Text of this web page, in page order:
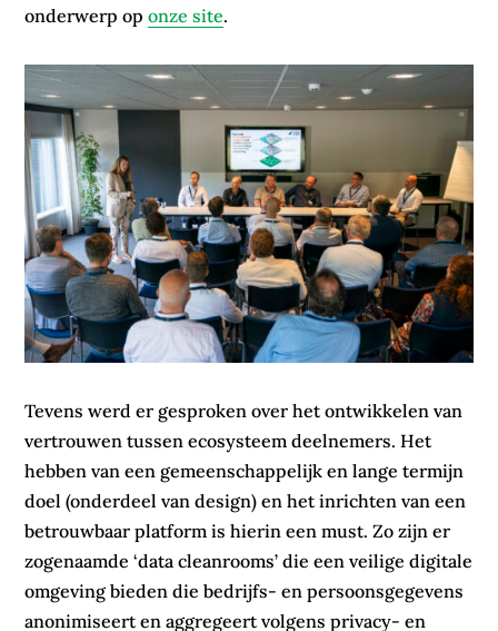
onderwerp oponze site.
Tevens werd er gesproken over het ontwikkelen van
vertrouwen tussen ecosysteem deelnemers. Het
hebben van een gemeenschappelijk en lange termijn
doel (onderdeel van design) en het inrichten van een
betrouwbaar platform is hierin een must. Zo zijn er
zogenaamde ‘data cleanrooms’ die een veilige digitale
omgeving bieden die bedrijfs- en persoonsgegevens
anonimiseert en aggregeert volgens privacy- en